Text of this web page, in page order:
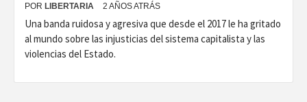
POR LIBERTARIA 2 AÑOS ATRÁS
Una banda ruidosa y agresiva que desde el 2017 le ha gritado
al mundo sobre las injusticias del sistema capitalista y las
violencias del Estado.